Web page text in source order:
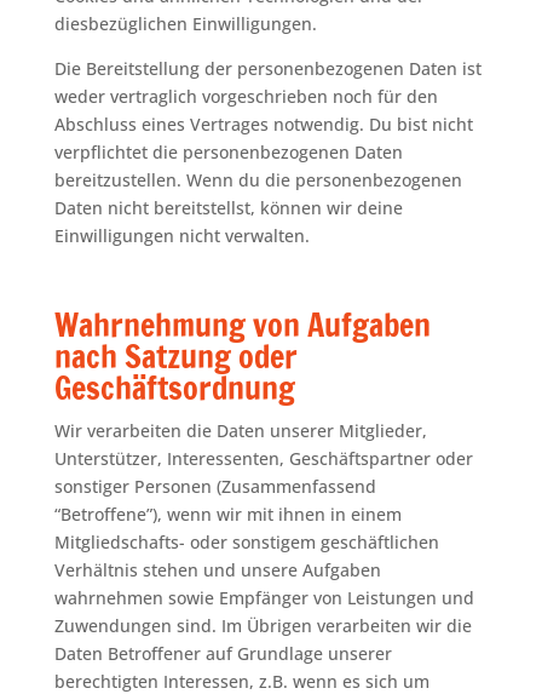
diesbezüglichen Einwilligungen.
Die Bereitstellung der personenbezogenen Daten ist
weder vertraglich vorgeschrieben noch für den
Abschluss eines Vertrages notwendig. Du bist nicht
verpflichtet die personenbezogenen Daten
bereitzustellen. Wenn du die personenbezogenen
Daten nicht bereitstellst, können wir deine
Einwilligungen nicht verwalten.
Wahrnehmung von Aufgaben
nach Satzung oder
Geschäftsordnung
Wir verarbeiten die Daten unserer Mitglieder,
Unterstützer, Interessenten, Geschäftspartner oder
sonstiger Personen (Zusammenfassend
“Betroffene”), wenn wir mit ihnen in einem
Mitgliedschafts- oder sonstigem geschäftlichen
Verhältnis stehen und unsere Aufgaben
wahrnehmen sowie Empfänger von Leistungen und
Zuwendungen sind. Im Übrigen verarbeiten wir die
Daten Betroffener auf Grundlage unserer
berechtigten Interessen, z.B. wenn es sich um